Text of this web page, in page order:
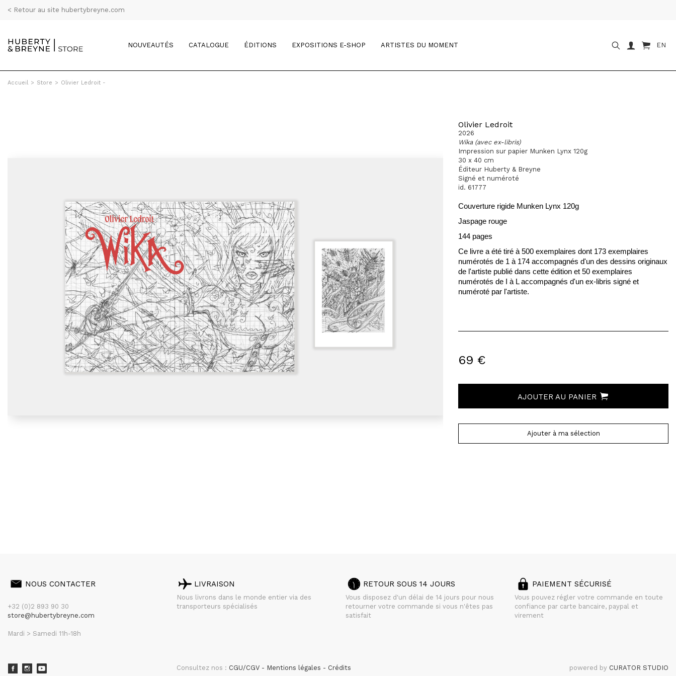
< Retour au site hubertybreyne.com
NOUVEAUTÉS CATALOGUE ÉDITIONS EXPOSITIONS E-SHOP ARTISTES DU MOMENT EN
Accueil > Store > Olivier Ledroit -
Olivier Ledroit
2026
Wika (avec ex-libris)
Impression sur papier Munken Lynx 120g
30 x 40 cm
Éditeur Huberty & Breyne
Signé et numéroté
id. 61777
Couverture rigide Munken Lynx 120g
Jaspage rouge
144 pages
Ce livre a été tiré à 500 exemplaires dont 173 exemplaires
numérotés de 1 à 174 accompagnés d'un des dessins originaux
de l'artiste publié dans cette édition et 50 exemplaires
numérotés de I à L accompagnés d'un ex-libris signé et
numéroté par l'artiste.
69 €
AJOUTER AU PANIER
Ajouter à ma sélection
NOUS CONTACTER
+32 (0)2 893 90 30
store@hubertybreyne.com
Mardi > Samedi 11h-18h
LIVRAISON
Nous livrons dans le monde entier via des
transporteurs spécialisés
RETOUR SOUS 14 JOURS
Vous disposez d'un délai de 14 jours pour nous
retourner votre commande si vous n'êtes pas
satisfait
PAIEMENT SÉCURISÉ
Vous pouvez régler votre commande en toute
confiance par carte bancaire, paypal et
virement
Consultez nos : CGU/CGV Mentions légales Crédits powered by CURATOR STUDIO